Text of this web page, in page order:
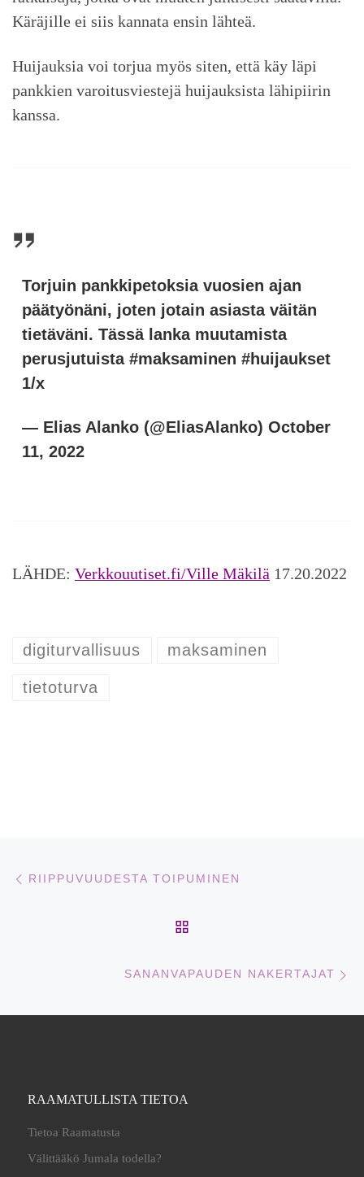
Käräjille ei siis kannata ensin lähteä.
Huijauksia voi torjua myös siten, että käy läpi
pankkien varoitusviestejä huijauksista lähipiirin
kanssa.
Torjuin pankkipetoksia vuosien ajan
päätyönäni, joten jotain asiasta väitän
tietäväni. Tässä lanka muutamista
perusjutuista #maksaminen #huijaukset
1/x
— Elias Alanko (@EliasAlanko) October
11, 2022
LÄHDE: Verkkouutiset.fi/Ville Mäkilä 17.20.2022
digiturvallisuus maksaminen
tietoturva
RIIPPUVUUDESTA TOIPUMINEN
SANANVAPAUDEN NAKERTAJAT
RAAMATULLISTA TIETOA
Tietoa Raamatusta
Välittääkö Jumala todella?